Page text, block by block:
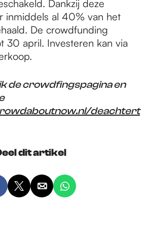
Dankzij deze
inmiddels al 40% van het
De crowdfunding
30 april. Investeren kan via
de crowdfingspagina en
deachtert
dit artikel
D
D
D